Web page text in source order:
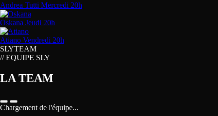
Andrea Tutti Mercredi 20h
Oskana Jeudi 20h
Atiano Vendredi 20h
SLYTEAM
// EQUIPE SLY
LA TEAM
Chargement de l'équipe...